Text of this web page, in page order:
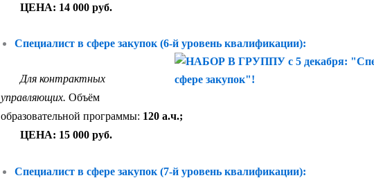
ЦЕНА: 14 000 руб.
Специалист в сфере закупок (6-й уровень квалификации):
Для контрактных
управляющих. Объём
образовательной программы: 120 а.ч.;
ЦЕНА: 15 000 руб.
Специалист в сфере закупок (7-й уровень квалификации):